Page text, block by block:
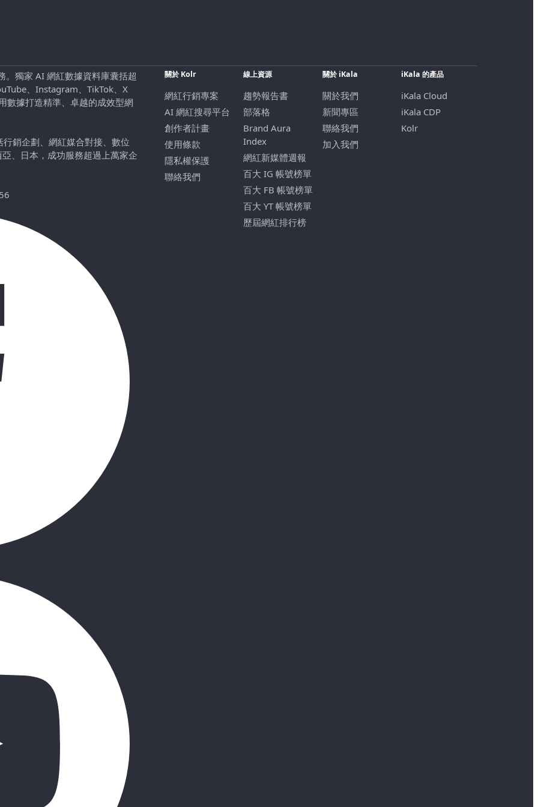
。獨家 AI 網紅數據資料庫囊括超
、Instagram、TikTok、X
數據打造精準、卓越的成效型網
銷企劃、網紅媒合對接、數位
、日本，成功服務超過上萬家企
關於 Kolr
網紅行銷專案
AI 網紅搜尋平台
創作者計畫
使用條款
隱私權保護
聯絡我們
線上資源
趨勢報告書
部落格
Brand Aura
Index
網紅新媒體週報
百大 IG 帳號榜單
百大 FB 帳號榜單
百大 YT 帳號榜單
歷屆網紅排行榜
關於 iKala
關於我們
新聞專區
聯絡我們
加入我們
iKala 的產品
iKala Cloud
iKala CDP
Kolr